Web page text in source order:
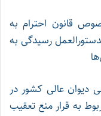
قانون احترام به
دستورالعمل رسیدگی به
۷۶۸ هیأت عمومی دیوان عالی کشور در
به قرار منع تعقیب